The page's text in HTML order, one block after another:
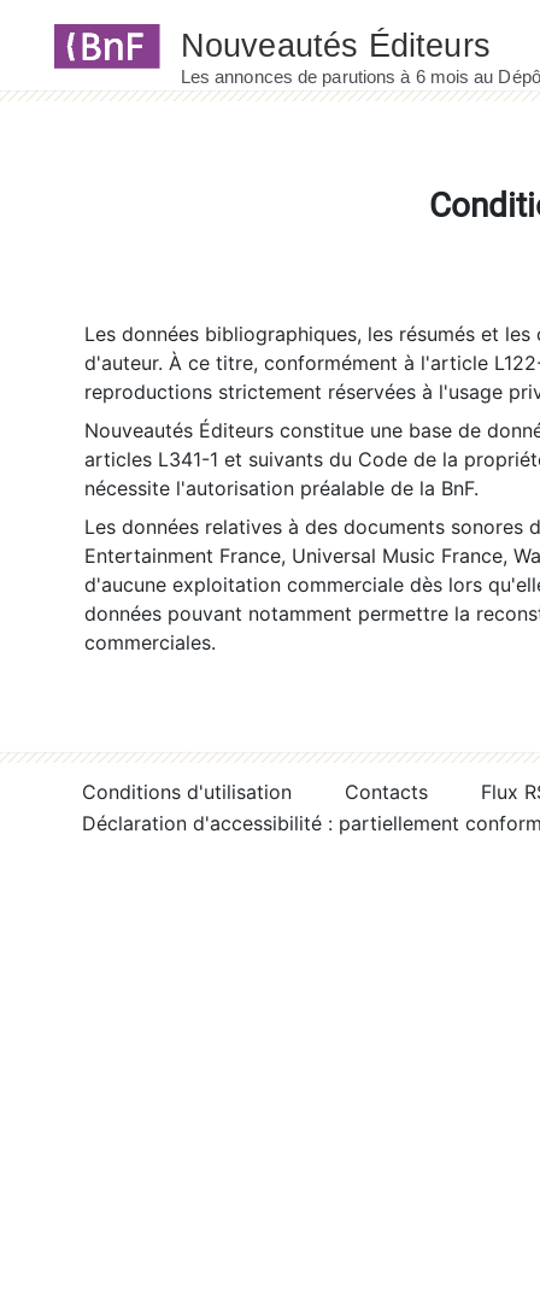
Les données bibliographiques, les résumés et
d'auteur. À ce titre, conformément à l'article
reproductions strictement réservées à l'usage
Nouveautés Éditeurs constitue une base de
articles L341-1 et suivants du Code de la
nécessite l'autorisation préalable de la BnF.
Les données relatives à des documents sonores
Entertainment France, Universal Music France,
d'aucune exploitation commerciale dès lors
données pouvant notamment permettre la
commerciales.
Conditions d'utilisation Contacts
Flux
Déclaration d'accessibilité : partiellement